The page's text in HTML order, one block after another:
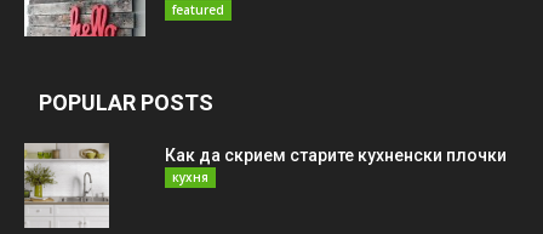
featured
POPULAR POSTS
Как да скрием старите кухненски плочки
кухня